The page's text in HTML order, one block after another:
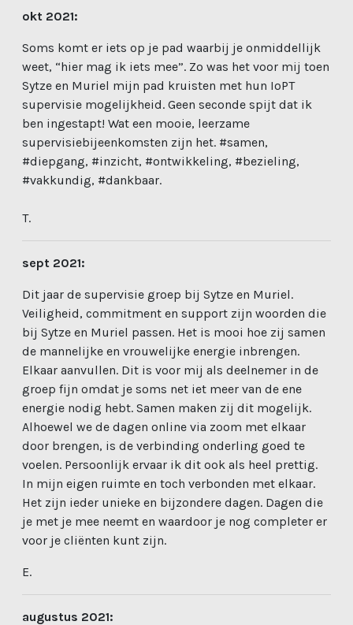
okt 2021:
Soms komt er iets op je pad waarbij je onmiddellijk
weet, “hier mag ik iets mee”. Zo was het voor mij toen
Sytze en Muriel mijn pad kruisten met hun IoPT
supervisie mogelijkheid. Geen seconde spijt dat ik
ben ingestapt! Wat een mooie, leerzame
supervisiebijeenkomsten zijn het. #samen,
#diepgang, #inzicht, #ontwikkeling, #bezieling,
#vakkundig, #dankbaar.
T.
sept 2021:
Dit jaar de supervisie groep bij Sytze en Muriel.
Veiligheid, commitment en support zijn woorden die
bij Sytze en Muriel passen. Het is mooi hoe zij samen
de mannelijke en vrouwelijke energie inbrengen.
Elkaar aanvullen. Dit is voor mij als deelnemer in de
groep fijn omdat je soms net iet meer van de ene
energie nodig hebt. Samen maken zij dit mogelijk.
Alhoewel we de dagen online via zoom met elkaar
door brengen, is de verbinding onderling goed te
voelen. Persoonlijk ervaar ik dit ook als heel prettig.
In mijn eigen ruimte en toch verbonden met elkaar.
Het zijn ieder unieke en bijzondere dagen. Dagen die
je met je mee neemt en waardoor je nog completer er
voor jecliënten kunt zijn.
E.
augustus 2021: